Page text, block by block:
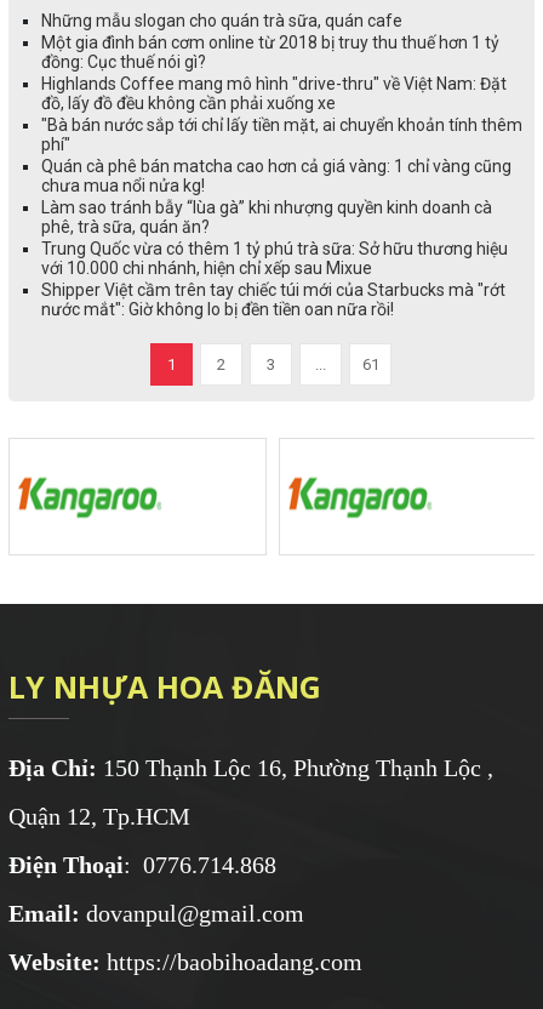
Những mẫu slogan cho quán trà sữa, quán cafe
Một gia đình bán cơm online từ 2018 bị truy thu thuế hơn 1 tỷ
đồng: Cục thuế nói gì?
Highlands Coffee mang mô hình "drive-thru" về Việt Nam: Đặt
đồ, lấy đồ đều không cần phải xuống xe
"Bà bán nước sắp tới chỉ lấy tiền mặt, ai chuyển khoản tính thêm
phí"
Quán cà phê bán matcha cao hơn cả giá vàng: 1 chỉ vàng cũng
chưa mua nổi nửa kg!
Làm sao tránh bẫy “lùa gà” khi nhượng quyền kinh doanh cà
phê, trà sữa, quán ăn?
Trung Quốc vừa có thêm 1 tỷ phú trà sữa: Sở hữu thương hiệu
với 10.000 chi nhánh, hiện chỉ xếp sau Mixue
Shipper Việt cầm trên tay chiếc túi mới của Starbucks mà "rớt
nước mắt": Giờ không lo bị đền tiền oan nữa rồi!
1 2 3 61
LY NHỰA HOA ĐĂNG
Địa Chỉ: 150 Thạnh Lộc 16, Phường Thạnh Lộc ,
Quận 12, Tp.HCM
Điện Thoại: 0776.714.868
Email: dovanpul@gmail.com
Website: https://baobihoadang.com